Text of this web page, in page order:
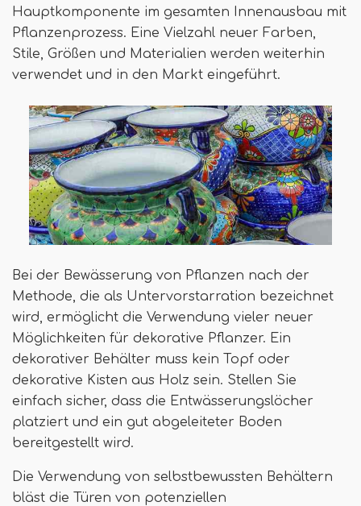
Hauptkomponente im gesamten Innenausbau mit
Pflanzenprozess. Eine Vielzahl neuer Farben,
Stile, Größen und Materialien werden weiterhin
verwendet und in den Markt eingeführt.
Bei der Bewässerung von Pflanzen nach der
Methode, die als Untervorstarration bezeichnet
wird, ermöglicht die Verwendung vieler neuer
Möglichkeiten für dekorative Pflanzer. Ein
dekorativer Behälter muss kein Topf oder
dekorative Kisten aus Holz sein. Stellen Sie
einfach sicher, dass die Entwässerungslöcher
platziert und ein gut abgeleiteter Boden
bereitgestellt wird.
Die Verwendung von selbstbewussten Behältern
bläst die Türen von potenziellen